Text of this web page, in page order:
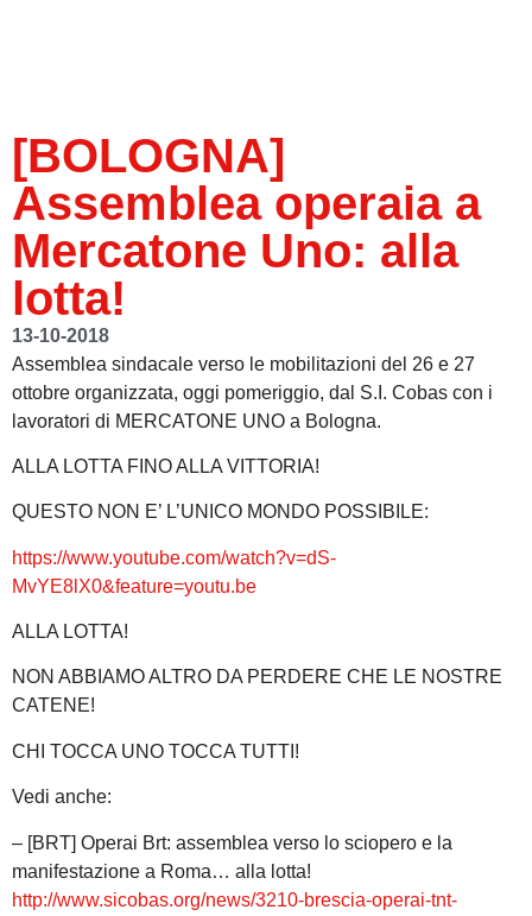
[BOLOGNA]
Assemblea operaia a
Mercatone Uno: alla
lotta!
13-10-2018
Assemblea sindacale verso le mobilitazioni del 26 e 27
ottobre organizzata, oggi pomeriggio, dal S.I. Cobas con i
lavoratori di MERCATONE UNO a Bologna.
ALLA LOTTA FINO ALLA VITTORIA!
QUESTO NON E’ L’UNICO MONDO POSSIBILE:
https://www.youtube.com/watch?v=dS-
MvYE8lX0&feature=youtu.be
ALLA LOTTA!
NON ABBIAMO ALTRO DA PERDERE CHE LE NOSTRE
CATENE!
CHI TOCCA UNO TOCCA TUTTI!
Vedi anche:
– [BRT] Operai Brt: assemblea verso lo sciopero e la
manifestazione a Roma… alla lotta!
http://www.sicobas.org/news/3210-brescia-operai-tnt-